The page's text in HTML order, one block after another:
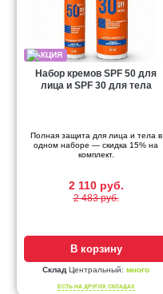
Набор кремов SPF 50 для
лица и SPF 30 для тела
Полная защита для лица и тела в
одном наборе — скидка 15% на
комплект.
2 110 руб.
2 483 руб.
В корзину
Склад Центральный: много
ЕСТЬ НА ДРУГИХ СКЛАДАХ